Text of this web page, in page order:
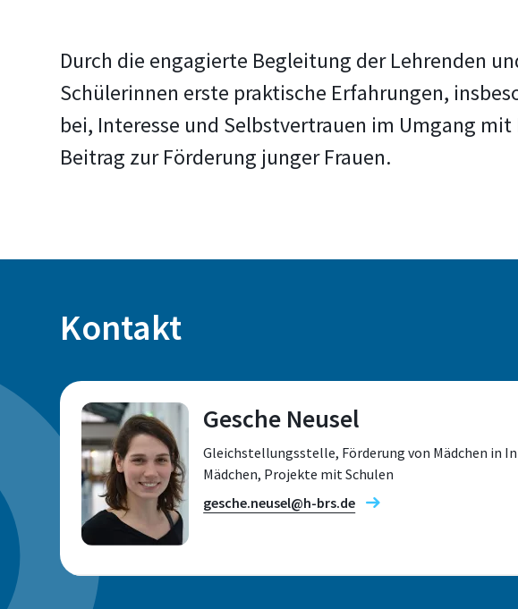
Durch die engagierte Begleitung der Lehrenden
Schülerinnen erste praktische Erfahrungen,
bei, Interesse und Selbstvertrauen im Umgang
Beitrag zur Förderung junger Frauen.
Kontakt
Gesche Neusel
Gleichstellungsstelle, Förderung von Mädchen in
Mädchen, Projekte mit Schulen
gesche.neusel@h-brs.de